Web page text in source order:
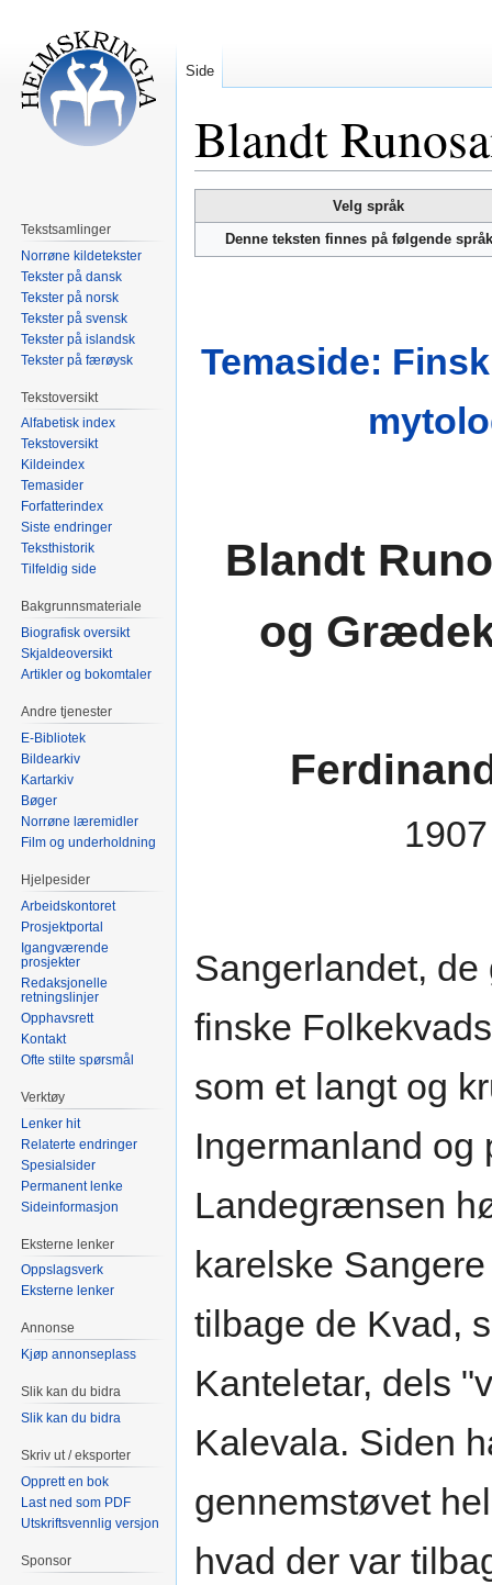
Blandt
til
navigering
til
Velg språk
Denne teksten finnes på følgende
Temaside:
Blandt
og
1907
Sangerlandet, de
finske
som et langt og
Ingermanland og
Landegrænsen
karelske
tilbage de Kvad,
Kanteletar, dels
Kalevala. Siden
gennemstøvet
hvad der var
Side
Tekstsamlinger
Norrøne kildetekster
Tekster på dansk
Tekster på norsk
Tekster på svensk
Tekster på islandsk
Tekster på færøysk
Tekstoversikt
Alfabetisk index
Tekstoversikt
Kildeindex
Temasider
Forfatterindex
Siste endringer
Teksthistorik
Tilfeldig side
Bakgrunnsmateriale
Biografisk oversikt
Skjaldeoversikt
Artikler og bokomtaler
Andre tjenester
E-Bibliotek
Bildearkiv
Kartarkiv
Bøger
Norrøne læremidler
Film og underholdning
Hjelpesider
Arbeidskontoret
Prosjektportal
Igangværende
prosjekter
Redaksjonelle
retningslinjer
Opphavsrett
Kontakt
Ofte stilte spørsmål
Verktøy
Lenker hit
Relaterte endringer
Spesialsider
Permanent lenke
Sideinformasjon
Eksterne lenker
Oppslagsverk
Eksterne lenker
Annonse
Kjøp annonseplass
Slik kan du bidra
Slik kan du bidra
Skriv ut / eksporter
Opprett en bok
Last ned som PDF
Utskriftsvennlig versjon
Sponsor